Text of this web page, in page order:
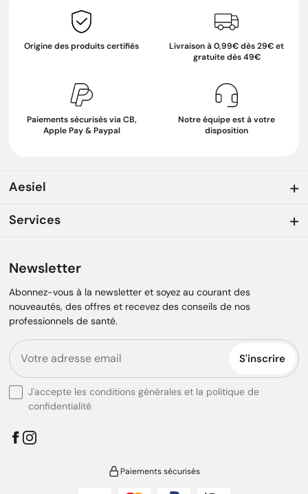
Origine des produits certifiés
Livraison à 0,99€ dès 29€ et
gratuite dès 49€
Paiements sécurisés via CB,
Apple Pay & Paypal
Notre équipe est à votre
disposition
Aesiel
Services
Newsletter
Abonnez-vous à la newsletter et soyez au courant des
nouveautés, des offres et recevez des conseils de nos
professionnels de santé.
S'inscrire
J'accepte les conditions générales et la politique de
confidentialité
Paiements sécurisés